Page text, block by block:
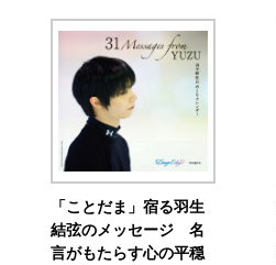
「ことだま」宿る羽生
結弦のメッセージ 名
言がもたらす心の平穏